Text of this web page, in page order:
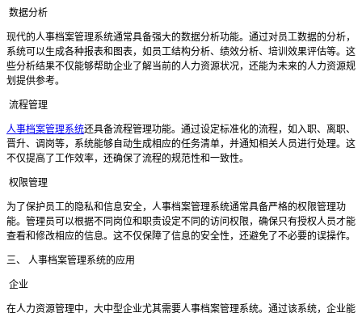
数据分析
现代的人事档案管理系统通常具备强大的数据分析功能。通过对员工数据的分析，
系统可以生成各种报表和图表，如员工结构分析、绩效分析、培训效果评估等。这
些分析结果不仅能够帮助企业了解当前的人力资源状况，还能为未来的人力资源规
划提供参考。
流程管理
人事档案管理系统还具备流程管理功能。通过设定标准化的流程，如入职、离职、
晋升、调岗等，系统能够自动生成相应的任务清单，并通知相关人员进行处理。这
不仅提高了工作效率，还确保了流程的规范性和一致性。
权限管理
为了保护员工的隐私和信息安全，人事档案管理系统通常具备严格的权限管理功
能。管理员可以根据不同岗位和职责设定不同的访问权限，确保只有授权人员才能
查看和修改相应的信息。这不仅保障了信息的安全性，还避免了不必要的误操作。
三、 人事档案管理系统的应用
企业
在人力资源管理中，大中型企业尤其需要人事档案管理系统。通过该系统，企业能